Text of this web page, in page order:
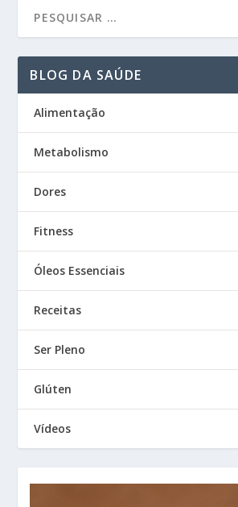
BLOG DA SAÚDE
Alimentação
Metabolismo
Dores
Fitness
Óleos Essenciais
Receitas
Ser Pleno
Glúten
Vídeos